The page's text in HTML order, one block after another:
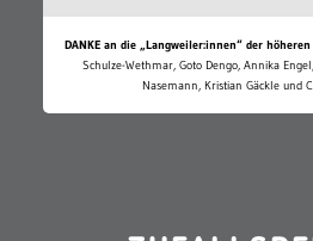
DANKE an die „Langweiler:innen“ der
Schulze-Wethmar, Goto Dengo, Annika
Nasemann, Kristian Gäckle und